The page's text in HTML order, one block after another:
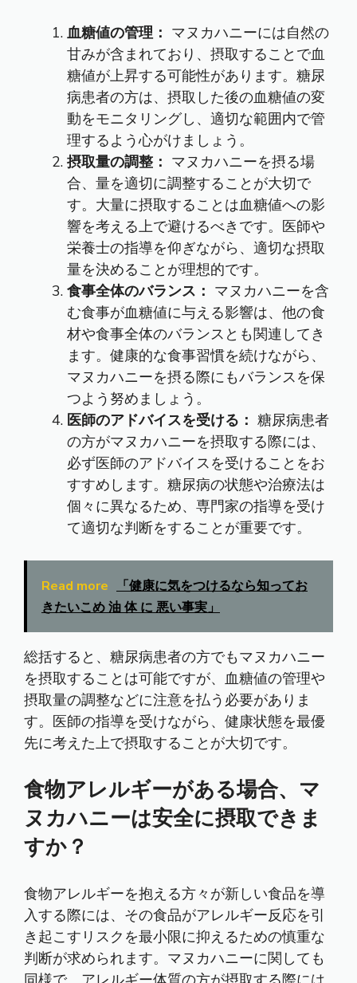
血糖値の管理： マヌカハニーには自然の
甘みが含まれており、摂取することで血
糖値が上昇する可能性があります。糖尿
病患者の方は、摂取した後の血糖値の変
動をモニタリングし、適切な範囲内で管
理するよう心がけましょう。
摂取量の調整： マヌカハニーを摂る場
合、量を適切に調整することが大切で
す。大量に摂取することは血糖値への影
響を考える上で避けるべきです。医師や
栄養士の指導を仰ぎながら、適切な摂取
量を決めることが理想的です。
食事全体のバランス： マヌカハニーを含
む食事が血糖値に与える影響は、他の食
材や食事全体のバランスとも関連してき
ます。健康的な食事習慣を続けながら、
マヌカハニーを摂る際にもバランスを保
つよう努めましょう。
医師のアドバイスを受ける： 糖尿病患者
の方がマヌカハニーを摂取する際には、
必ず医師のアドバイスを受けることをお
すすめします。糖尿病の状態や治療法は
個々に異なるため、専門家の指導を受け
て適切な判断をすることが重要です。
Read more
「健康に気をつけるなら知ってお
きたいこめ 油 体 に 悪い事実」
総括すると、糖尿病患者の方でもマヌカハニー
を摂取することは可能ですが、血糖値の管理や
摂取量の調整などに注意を払う必要がありま
す。医師の指導を受けながら、健康状態を最優
先に考えた上で摂取することが大切です。
食物アレルギーがある場合、マ
ヌカハニーは安全に摂取できま
すか？
食物アレルギーを抱える方々が新しい食品を導
入する際には、その食品がアレルギー反応を引
き起こすリスクを最小限に抑えるための慎重な
判断が求められます。マヌカハニーに関しても